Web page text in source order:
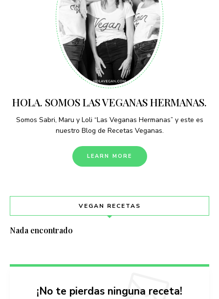
HOLA. SOMOS LAS VEGANAS HERMANAS.
Somos Sabri, Maru y Loli “Las Veganas Hermanas” y este es
nuestro Blog de Recetas Veganas.
LEARN MORE
VEGAN RECETAS
Nada encontrado
¡No te pierdas ninguna receta!